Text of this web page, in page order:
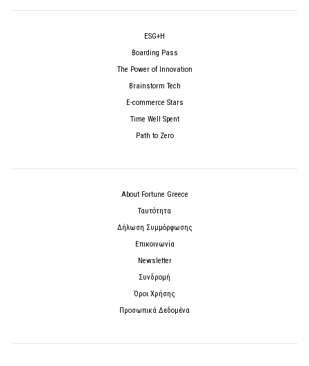
ESG+H
Boarding Pass
The Power of Innovation
Brainstorm Tech
E-commerce Stars
Time Well Spent
Path to Zero
About Fortune Greece
Ταυτότητα
Δήλωση Συμμόρφωσης
Επικοινωνία
Newsletter
Συνδρομή
Όροι Χρήσης
Προσωπικά Δεδομένα